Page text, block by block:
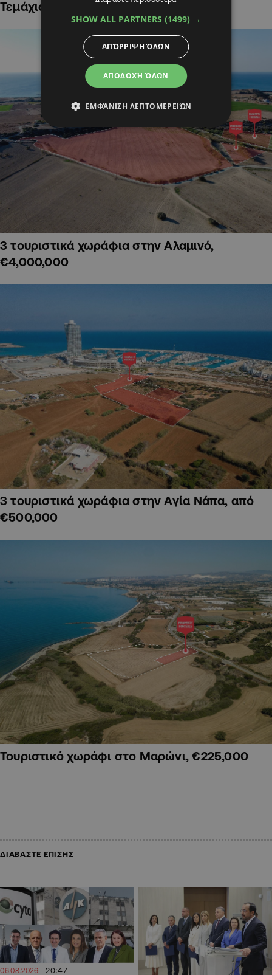
Τεμάχια Γης σε Οικιστικές Περιοχές
3 τουριστικά χωράφια στην Αλαμινό,
€4,000,000
3 τουριστικά χωράφια στην Αγία Νάπα, από
€500,000
Τουριστικό χωράφι στο Μαρώνι, €225,000
ΔΙΑΒΑΣΤΕ ΕΠΙΣΗΣ
06.08.2026 20:47
SHOW ALL PARTNERS (1499) →
ΑΠΟΔΟΧΉ ΌΛΩΝ
ΑΠΌΡΡΙΨΗ ΌΛΩΝ
ΕΜΦΆΝΙΣΗ ΛΕΠΤΟΜΕΡΕΙΏΝ